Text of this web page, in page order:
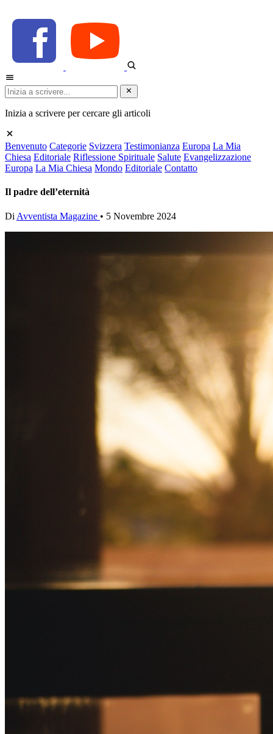
Inizia a scrivere per cercare gli articoli
Benvenuto Categorie Svizzera Testimonianza Europa La Mia
Chiesa Editoriale Riflessione Spirituale Salute Evangelizzazione
Europa La Mia Chiesa Mondo Editoriale Contatto
Il padre dell’eternità
Di Avventista Magazine • 5 Novembre 2024